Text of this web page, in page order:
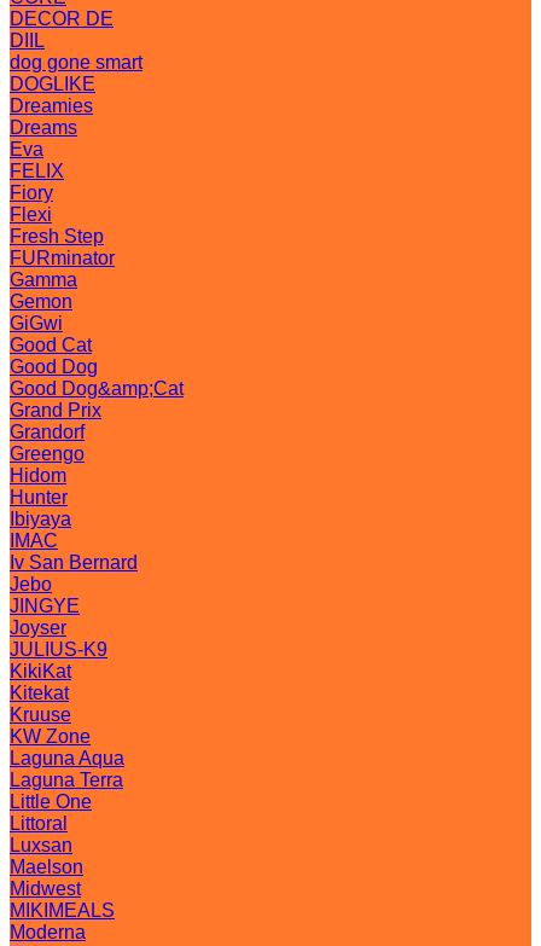
DECOR DE
DIIL
dog gone smart
DOGLIKE
Dreamies
Dreams
Eva
FELIX
Fiory
Flexi
Fresh Step
FURminator
Gamma
Gemon
GiGwi
Good Cat
Good Dog
Good Dog&amp;Cat
Grand Prix
Grandorf
Greengo
Hidom
Hunter
Ibiyaya
IMAC
Iv San Bernard
Jebo
JINGYE
Joyser
JULIUS-K9
KikiKat
Kitekat
Kruuse
KW Zone
Laguna Aqua
Laguna Terra
Little One
Littoral
Luxsan
Maelson
Midwest
MIKIMEALS
Moderna